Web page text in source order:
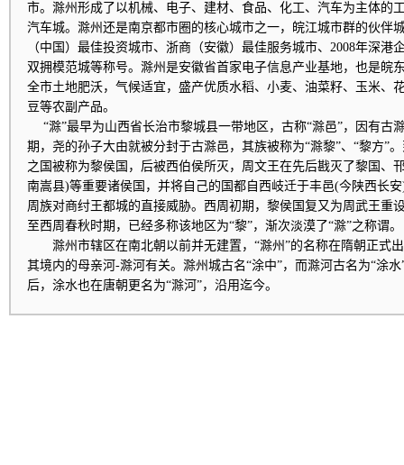
市。滁州形成了以机械、电子、建材、食品、化工、汽车为主体的
汽车城。滁州还是南京都市圈的核心城市之一，皖江城市群的伙伴
（中国）最佳投资城市、浙商（安徽）最佳服务城市、2008年深港
双拥模范城等称号。滁州是安徽省首家电子信息产业基地，也是皖
全市土地肥沃，气候适宜，盛产优质水稻、小麦、油菜籽、玉米、
豆等农副产品。
“滁”最早为山西省长治市黎城县一带地区，古称“滁邑”，因有古
期，尧的孙子大由就被分封于古滁邑，其族被称为“滁黎”、“黎方”
之国被称为黎侯国，后被西伯侯所灭，周文王在先后戡灭了黎国、
南嵩县)等重要诸侯国，并将自己的国都自西岐迁于丰邑(今陕西长
周族对商纣王都城的直接威胁。西周初期，黎侯国复又为周武王重
至西周春秋时期，已经多称该地区为“黎”，渐次淡漠了“滁”之称谓。
滁州市辖区在南北朝以前并无建置，“滁州”的名称在隋朝正式
其境内的母亲河-滁河有关。滁州城古名“涂中”，而滁河古名为“涂水
后，涂水也在唐朝更名为“滁河”，沿用迄今。